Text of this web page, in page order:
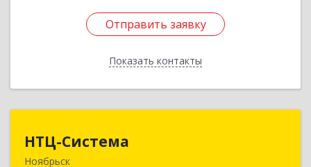
Отправить заявку
Показать контакты
Отправить заявку
Назад
НТЦ-Система
Ноябрьск
629804, Ямало-Ненецкий АО, Ноябрьск г, 60 лет